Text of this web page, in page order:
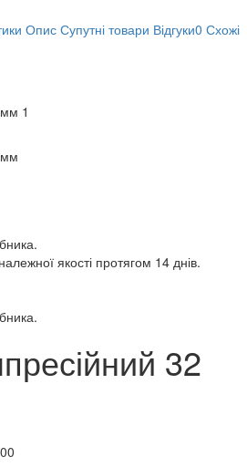
Опис Супутні товари Відгуки0 Схожі
якості протягом 14 днів.
32